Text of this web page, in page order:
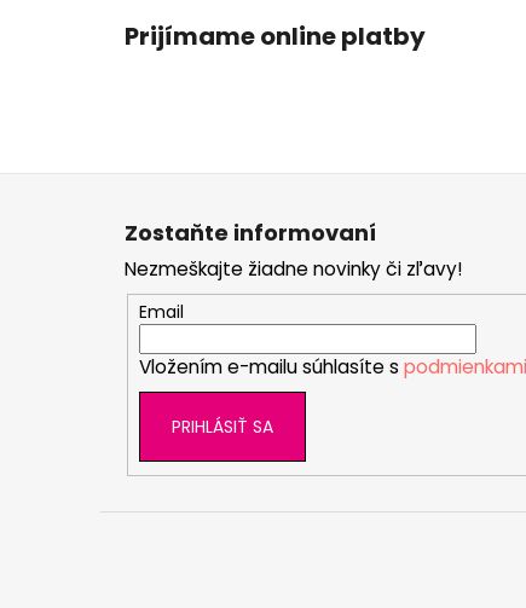
Prijímame online platby
Zostaňte informovaní
Nezmeškajte žiadne novinky či zľavy!
Email
Vložením e-mailu súhlasíte s
PRIHLÁSIŤ SA